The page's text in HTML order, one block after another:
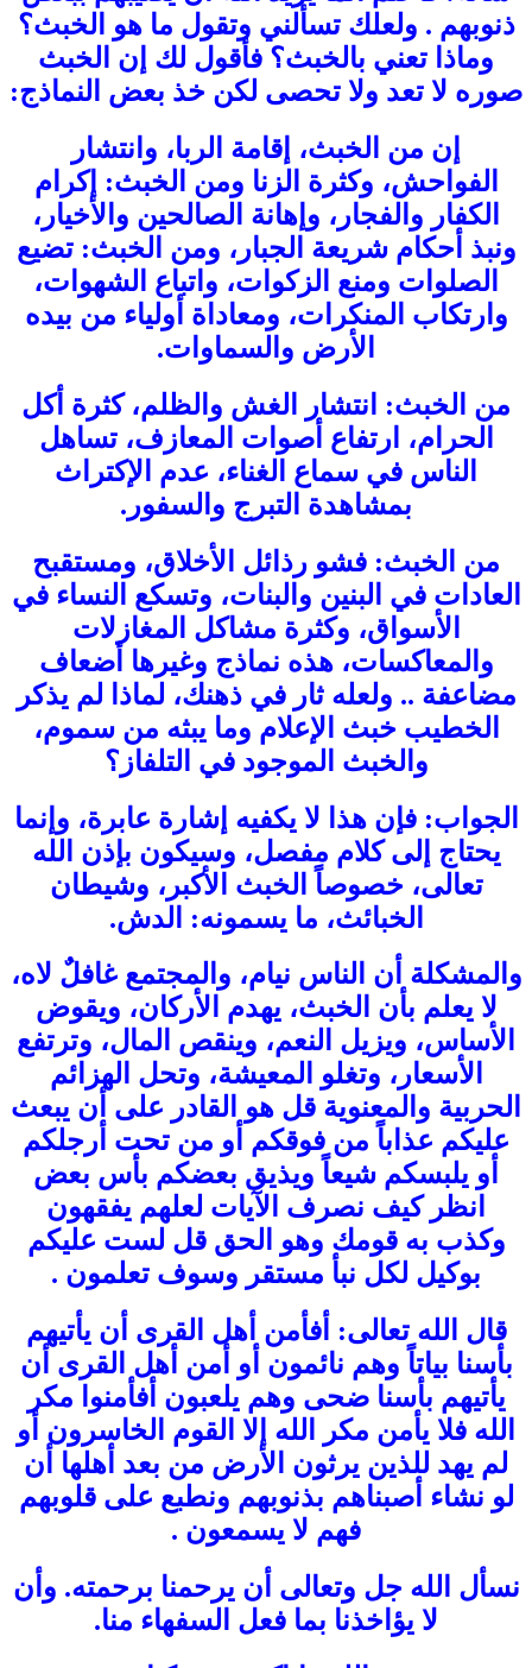
ذنوبهم . ولعلك تسألني وتقول ما هو الخبث؟
وماذا تعني بالخبث؟ فأقول لك إن الخبث
صوره لا تعد ولا تحصى لكن خذ بعض النماذج:
إن من الخبث، إقامة الربا، وانتشار
الفواحش، وكثرة الزنا ومن الخبث: إكرام
الكفار والفجار، وإهانة الصالحين والأخيار،
ونبذ أحكام شريعة الجبار، ومن الخبث: تضيع
الصلوات ومنع الزكوات، واتباع الشهوات،
وارتكاب المنكرات، ومعاداة أولياء من بيده
الأرض والسماوات.
من الخبث: انتشار الغش والظلم، كثرة أكل
الحرام، ارتفاع أصوات المعازف، تساهل
الناس في سماع الغناء، عدم الإكتراث
بمشاهدة التبرج والسفور.
من الخبث: فشو رذائل الأخلاق، ومستقبح
العادات في البنين والبنات، وتسكع النساء في
الأسواق، وكثرة مشاكل المغازلات
والمعاكسات، هذه نماذج وغيرها أضعاف
مضاعفة .. ولعله ثار في ذهنك، لماذا لم يذكر
الخطيب خبث الإعلام وما يبثه من سموم،
والخبث الموجود في التلفاز؟
الجواب: فإن هذا لا يكفيه إشارة عابرة، وإنما
يحتاج إلى كلام مفصل، وسيكون بإذن الله
تعالى، خصوصاً الخبث الأكبر، وشيطان
الخبائث، ما يسمونه: الدش.
والمشكلة أن الناس نيام، والمجتمع غافلٌ لاه،
لا يعلم بأن الخبث، يهدم الأركان، ويقوض
الأساس، ويزيل النعم، وينقص المال، وترتفع
الأسعار، وتغلو المعيشة، وتحل الهزائم
الحربية والمعنوية قل هو القادر على أن يبعث
عليكم عذاباً من فوقكم أو من تحت أرجلكم
أو يلبسكم شيعاً ويذيق بعضكم بأس بعض
انظر كيف نصرف الآيات لعلهم يفقهون
وكذب به قومك وهو الحق قل لست عليكم
بوكيل لكل نبأ مستقر وسوف تعلمون .
قال الله تعالى: أفأمن أهل القرى أن يأتيهم
بأسنا بياتاً وهم نائمون أو أمن أهل القرى أن
يأتيهم بأسنا ضحى وهم يلعبون أفأمنوا مكر
الله فلا يأمن مكر الله إلا القوم الخاسرون أو
لم يهد للذين يرثون الأرض من بعد أهلها أن
لو نشاء أصبناهم بذنوبهم ونطبع على قلوبهم
فهم لا يسمعون .
نسأل الله جل وتعالى أن يرحمنا برحمته. وأن
لا يؤاخذنا بما فعل السفهاء منا.